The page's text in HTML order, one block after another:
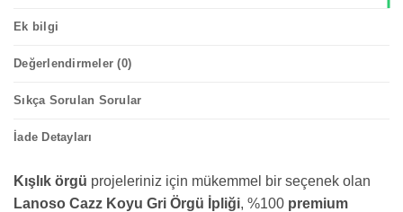
Ek bilgi
Değerlendirmeler (0)
Sıkça Sorulan Sorular
İade Detayları
Kışlık örgü projeleriniz için mükemmel bir seçenek olan
Lanoso Cazz Koyu Gri Örgü İpliği, %100 premium